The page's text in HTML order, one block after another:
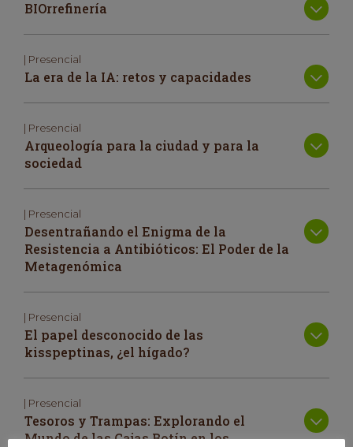
BIOrrefinería
| Presencial
La era de la IA: retos y capacidades
| Presencial
Arqueología para la ciudad y para la
sociedad
| Presencial
Desentrañando el Enigma de la
Resistencia a Antibióticos: El Poder de la
Metagenómica
| Presencial
El papel desconocido de las
kisspeptinas, ¿el hígado?
| Presencial
Tesoros y Trampas: Explorando el
Mundo de las Cajas Botín en los